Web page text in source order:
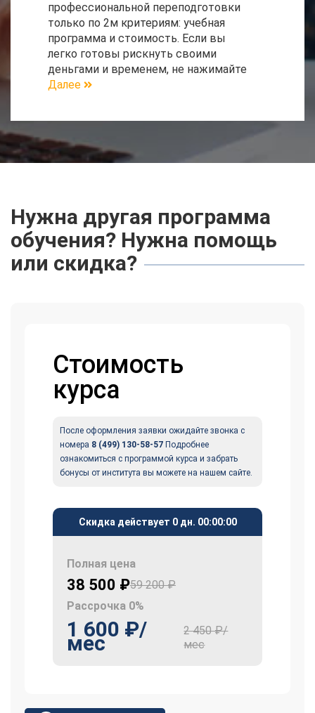
профессиональной переподготовки
только по 2м критериям: учебная
программа и стоимость. Если вы
легко готовы рискнуть своими
деньгами и временем, не нажимайте
Далее
Нужна другая программа
обучения? Нужна помощь
или скидка?
Стоимость
курса
После оформления заявки ожидайте звонка с
номера 8 (499) 130-58-57 Подробнее
ознакомиться с программой курса и забрать
бонусы от института вы можете на нашем сайте.
Скидка действует 0 дн. 00:00:00
Полная цена
38 500 ₽59 200 ₽
Рассрочка 0%
1 600 ₽/
мес
2 450 ₽/
мес